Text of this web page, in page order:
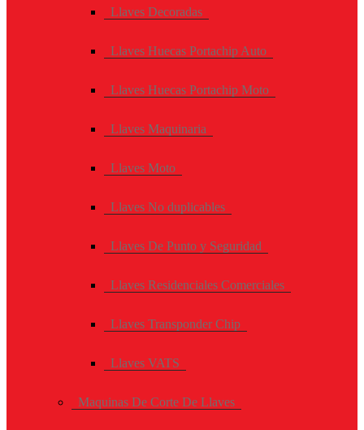
Llaves Decoradas
Llaves Huecas Portachip Auto
Llaves Huecas Portachip Moto
Llaves Maquinaria
Llaves Moto
Llaves No duplicables
Llaves De Punto y Seguridad
Llaves Residenciales Comerciales
Llaves Transponder Chip
Llaves VATS
Maquinas De Corte De Llaves